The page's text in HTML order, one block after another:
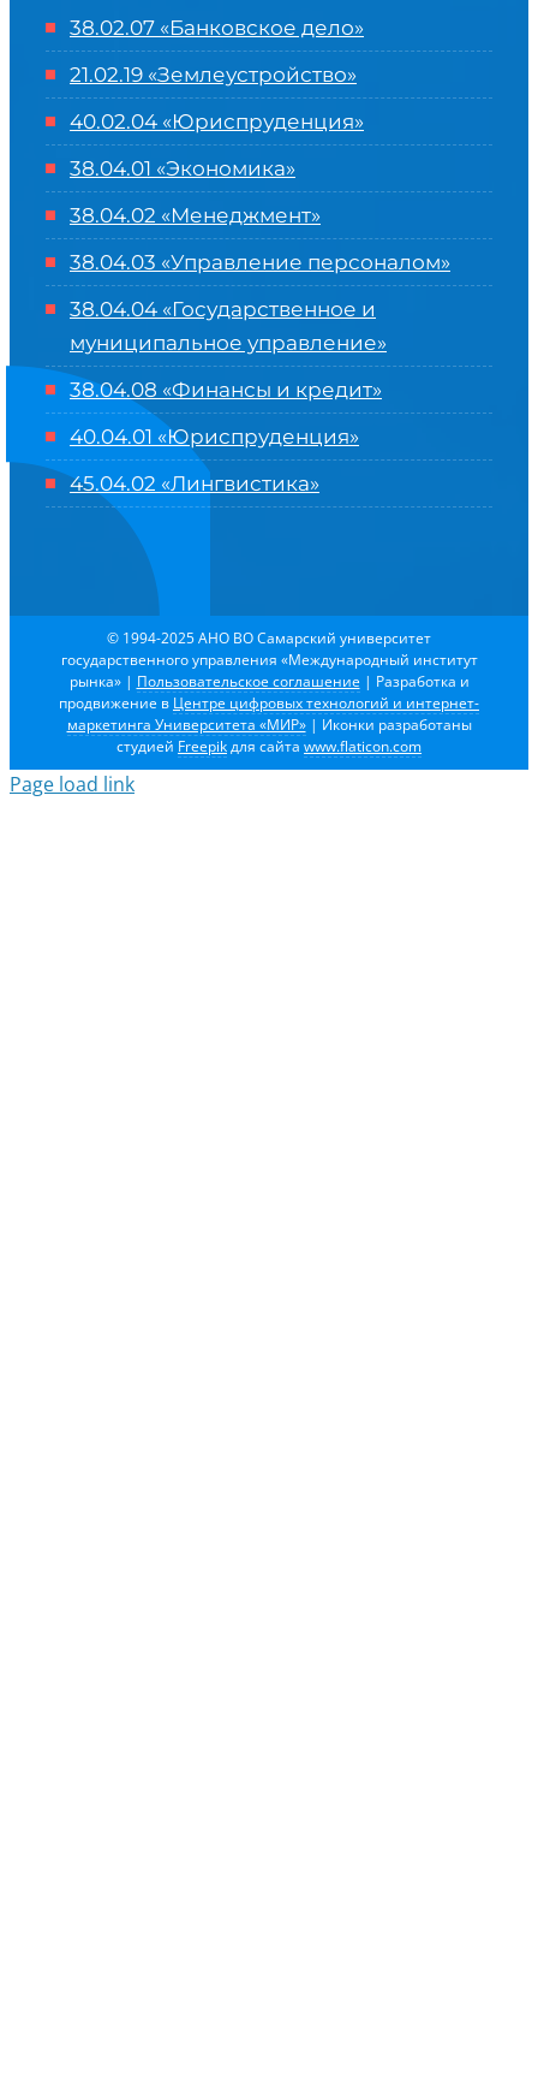
38.02.07 «Банковское дело»
21.02.19 «Землеустройство»
40.02.04 «Юриспруденция»
38.04.01 «Экономика»
38.04.02 «Менеджмент»
38.04.03 «Управление персоналом»
38.04.04 «Государственное и
муниципальное управление»
38.04.08 «Финансы и кредит»
40.04.01 «Юриспруденция»
45.04.02 «Лингвистика»
© 1994-2025 АНО ВО Самарский университет
государственного управления «Международный институт
рынка» | Пользовательское соглашение | Разработка и
продвижение в Центре цифровых технологий и интернет-
маркетинга Университета «МИР»| Иконки разработаны
студией Freepikдля сайта www.flaticon.com
Page load link